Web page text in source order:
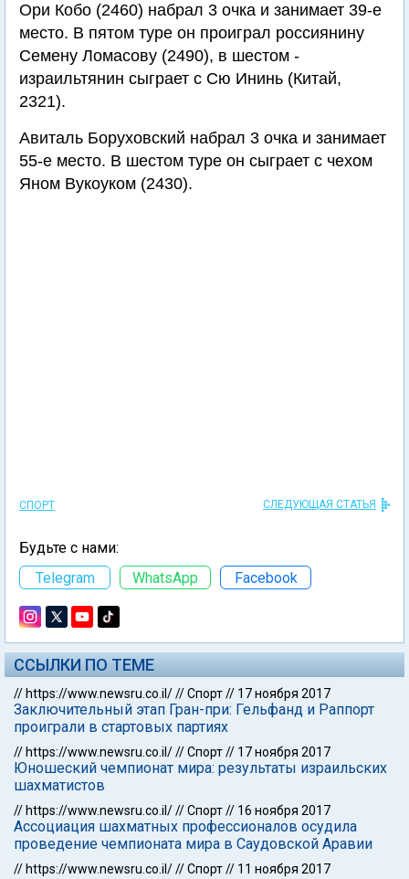
Ори Кобо (2460) набрал 3 очка и занимает 39-е
место. В пятом туре он проиграл россиянину
Семену Ломасову (2490), в шестом -
израильтянин сыграет с Сю Ининь (Китай,
2321).
Авиталь Боруховский набрал 3 очка и занимает
55-е место. В шестом туре он сыграет с чехом
Яном Вукоуком (2430).
СПОРТ СЛЕДУЮЩАЯ СТАТЬЯ
Будьте с нами:
Telegram
WhatsApp Facebook
ССЫЛКИ ПО ТЕМЕ
// https://www.newsru.co.il///Спорт// 17 ноября 2017
Заключительный этап Гран-при: Гельфанд и Раппорт
проиграли в стартовых партиях
// https://www.newsru.co.il///Спорт// 17 ноября 2017
Юношеский чемпионат мира: результаты израильских
шахматистов
// https://www.newsru.co.il///Спорт// 16 ноября 2017
Ассоциация шахматных профессионалов осудила
проведение чемпионата мира в Саудовской Аравии
// https://www.newsru.co.il///Спорт// 11 ноября 2017